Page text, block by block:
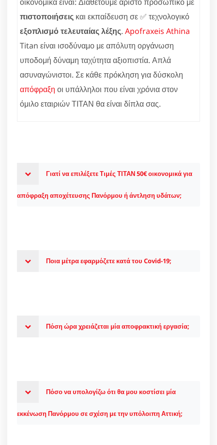
πιστοποιήσεις και εκπαίδευση σε ✅ τεχνολογικό
εξοπλισμό τελευταίας λέξης. Apofraxeis Athina
Titan είναι ισοδύναμο με απόλυτη οργάνωση
υποδομή δύναμη ταχύτητα αξιοπιστία. Απλά
ασυναγώνιστοι. Σε κάθε πρόκληση για δύσκολη
απόφραξη οι υπάλληλοι που είναι χρόνια στον
όμιλο εταιριών ΤΙΤΑΝ θα είναι δίπλα σας.
Γιατί να επιλέξετε Τιμές ΤΙΤΑΝ 50€ οικονομικά για
απόφραξη αποχέτευσης Πανόρμου ή άντληση υδάτων;
Ποια μέτρα εφαρμόζετε κατά του Covid-19;
Πόση ώρα χρειάζεται μία αποφρακτική εργασία;
Πόσο να υπολογίζω ότι θα μου κοστίσει μία
εκκένωση Πανόρμου σε σχέση με την υπόλοιπη Αττική;